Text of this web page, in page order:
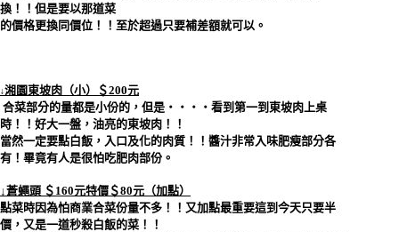
換！！但是要以那道菜
的價格更換同價位！！至於超過只要補差額就可以。
↓湘園東坡肉（小）＄200元
合菜部分的量都是小份的，但是‧‧‧‧看到第一到東坡肉上桌
時！！好大一盤，油亮的東坡肉！！
當然一定要點白飯，入口及化的肉質！！醬汁非常入味肥瘦部分各
有！畢竟有人是很怕吃肥肉部份。
↓蒼蠅頭 ＄160元特價＄80元（加點）
點菜時因為怕商業合菜份量不多！！又加點最重要這到今天只要半
價，又是一道秒殺白飯的菜！！